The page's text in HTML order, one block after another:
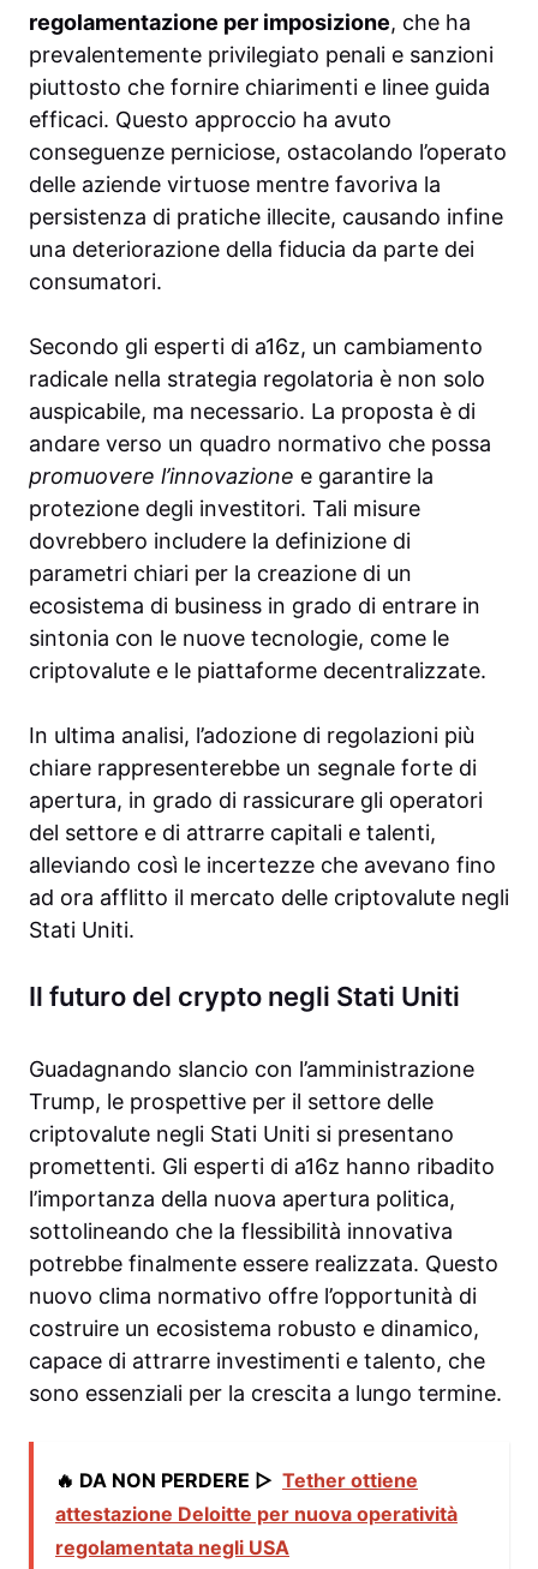
regolamentazione per imposizione, che ha
prevalentemente privilegiato penali e sanzioni
piuttosto che fornire chiarimenti e linee guida
efficaci. Questo approccio ha avuto
conseguenze perniciose, ostacolando l’operato
delle aziende virtuose mentre favoriva la
persistenza di pratiche illecite, causando infine
una deteriorazione della fiducia da parte dei
consumatori.
Secondo gli esperti di a16z, un cambiamento
radicale nella strategia regolatoria è non solo
auspicabile, ma necessario. La proposta è di
andare verso un quadro normativo che possa
promuovere l’innovazione e garantire la
protezione degli investitori. Tali misure
dovrebbero includere la definizione di
parametri chiari per la creazione di un
ecosistema di business in grado di entrare in
sintonia con le nuove tecnologie, come le
criptovalute e le piattaforme decentralizzate.
In ultima analisi, l’adozione di regolazioni più
chiare rappresenterebbe un segnale forte di
apertura, in grado di rassicurare gli operatori
del settore e di attrarre capitali e talenti,
alleviando così le incertezze che avevano fino
ad ora afflitto il mercato delle criptovalute negli
Stati Uniti.
Il futuro del crypto negli Stati Uniti
Guadagnando slancio con l’amministrazione
Trump, le prospettive per il settore delle
criptovalute negli Stati Uniti si presentano
promettenti. Gli esperti di a16z hanno ribadito
l’importanza della nuova apertura politica,
sottolineando che la flessibilità innovativa
potrebbe finalmente essere realizzata. Questo
nuovo clima normativo offre l’opportunità di
costruire un ecosistema robusto e dinamico,
capace di attrarre investimenti e talento, che
sono essenziali per la crescita a lungo termine.
🔥 DA NON PERDERE ▷ Tether ottiene
attestazione Deloitte per nuova operatività
regolamentata negli USA